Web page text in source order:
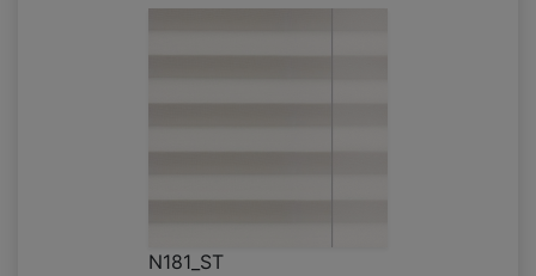
N181_ST